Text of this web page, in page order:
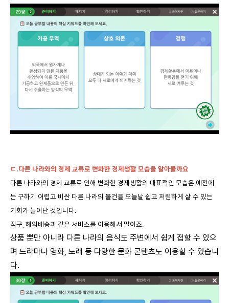
ㄷ.다른 나라와의 경제 교류로 변화한 경제생활 모습을 알아볼까요
다른 나라와의 경제 교류로 인해 변화한 경제생활의 대표적인 모습은 예전에
는 구하기 어렵고 비싼 다른 나라의 물건을 오늘날 쉽고 저렴하게 살 수 있는
기회가 늘어난 것입니다.
직구, 해외배송과 같은 서비스를 이용해서 말이죠.
상품 뿐만 아니라 다른 나라의 음식도 주변에서 쉽게 접할 수 있으
며 드라마나 영화, 노래 등 다양한 문화 콘텐츠도 이용할 수 있습니
다.